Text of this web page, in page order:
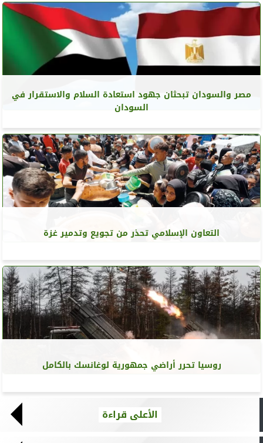
مصر والسودان تبحثان جهود استعادة السلام والاستقرار في
السودان
التعاون الإسلامي تحذر من تجويع وتدمير غزة
روسيا تحرر أراضي جمهورية لوغانسك بالكامل
الأعلى قراءة